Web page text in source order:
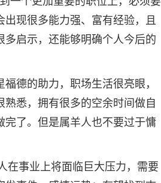
现很多能力强、富有经验，且
启示，还能够明确个人今后的
德的助力，职场生活很亮眼，
悉，拥有很多的空余时间做自
完了。但是属羊人也不要过于慵
在事业上将面临巨大压力，需要